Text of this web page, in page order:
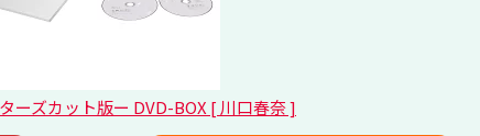
ーズカット版ー DVD-BOX [ 川口春奈 ]